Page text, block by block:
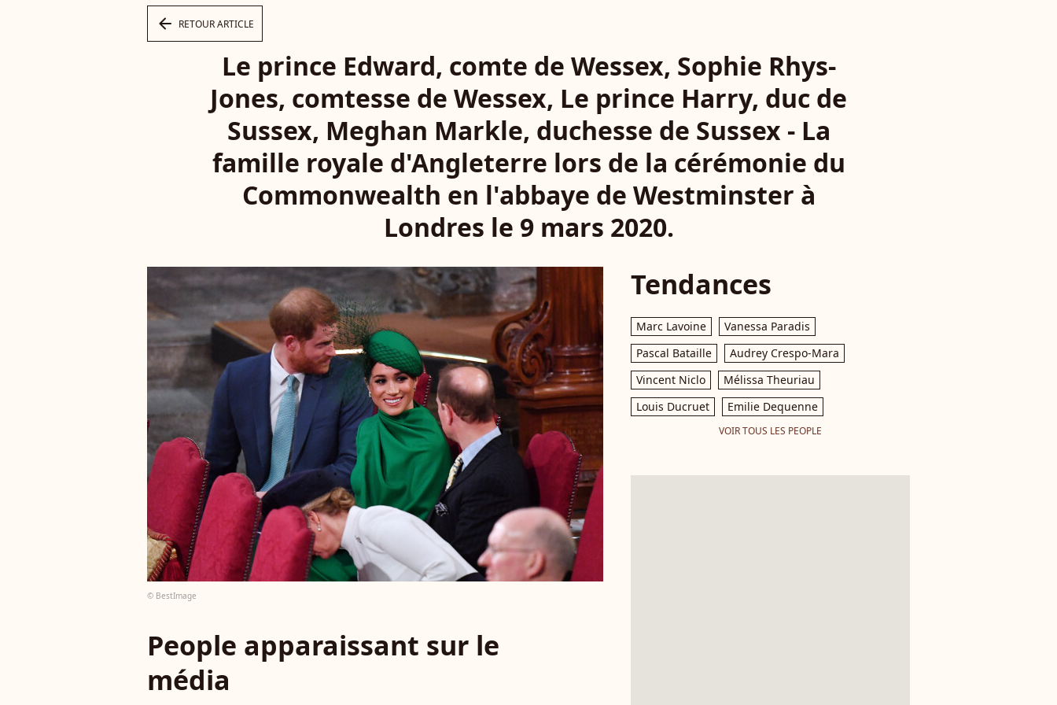
arrow_left RETOUR ARTICLE
Le prince Edward, comte de Wessex, Sophie Rhys-
Jones, comtesse de Wessex, Le prince Harry, duc de
Sussex, Meghan Markle, duchesse de Sussex - La
famille royale d'Angleterre lors de la cérémonie du
Commonwealth en l'abbaye de Westminster à
Londres le 9 mars 2020.
© BestImage
People apparaissant sur le
média
Tendances
Marc Lavoine
Vanessa Paradis
Pascal Bataille
Audrey Crespo-Mara
Vincent Niclo
Mélissa Theuriau
Louis Ducruet
Emilie Dequenne
VOIR TOUS LES PEOPLE